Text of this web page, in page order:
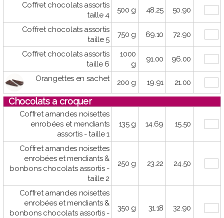
Coffret chocolats assortis
taille 4
500 g 48.25 50.90
Coffret chocolats assortis
taille 5
750 g 69.10 72.90
Coffret chocolats assortis
taille 6
1000
g
91.00 96.00
Orangettes en sachet 200 g 19.91 21.00
Chocolats a croquer
Coffret amandes noisettes
enrobées et mendiants
assortis - taille 1
135 g 14.69 15.50
Coffret amandes noisettes
enrobées et mendiants &
bonbons chocolats assortis -
taille 2
250 g 23.22 24.50
Coffret amandes noisettes
enrobées et mendiants &
bonbons chocolats assortis -
350 g 31.18 32.90